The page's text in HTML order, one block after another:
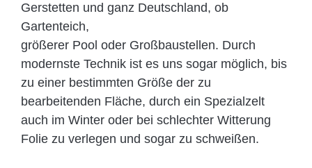
Gerstetten und ganz Deutschland, ob
Gartenteich,
größerer Pool oder Großbaustellen. Durch
modernste Technik ist es uns sogar möglich, bis
zu einer bestimmten Größe der zu
bearbeitenden Fläche, durch ein Spezi­alzelt
auch im Winter oder bei schlechter Witterung
Folie zu verlegen und sogar zu schweißen.